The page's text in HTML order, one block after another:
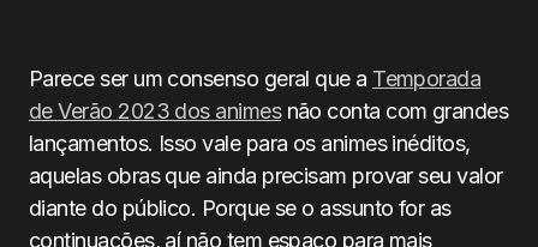
Parece ser um consenso geral que a Temporada
de Verão 2023 dos animesnão conta com grandes
lançamentos. Isso vale para os animes inéditos,
aquelas obras que ainda precisam provar seu valor
diante do público. Porque se o assunto for as
continuações, aí não tem espaço para mais